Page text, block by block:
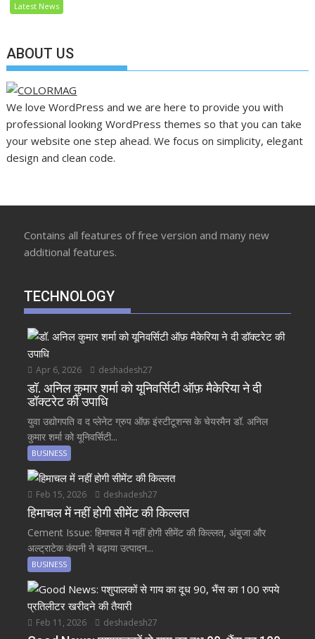
Latest News
ABOUT US
We love WordPress and we are here to provide you with
professional looking WordPress themes so that you can take
your website one step ahead. We focus on simplicity, elegant
design and clean code.
Contains all features of free version and many new
additional features.
TECHNOLOGY
Apr 6, 2026 deshadesh27
डॉ. अनिल कुमार शर्मा को यूनिवर्सिटी ऑफ़ मैकेरिया ने दी
डॉक्टरेट की उपाधि
युवा उद्योगपति व द प्लेनेट ग्रुप ऑफ़ इंस्टीटूशन्स के चेयरमैन डॉ. अनिल
कुमार शर्मा को यूनिवर्सिटी...
BUSINESS
Feb 15, 2026 deshadesh27
हिमाचल में नहीं होगी सीमेंट की किल्लत
Cement Issue: हिमाचल में नहीं होगी सीमेंट की किल्लत, अंबुजा और
अल्ट्राटेक कंपनी ने बढ़ाया उत्पादन...
BUSINESS
Feb 11, 2026 deshadesh27